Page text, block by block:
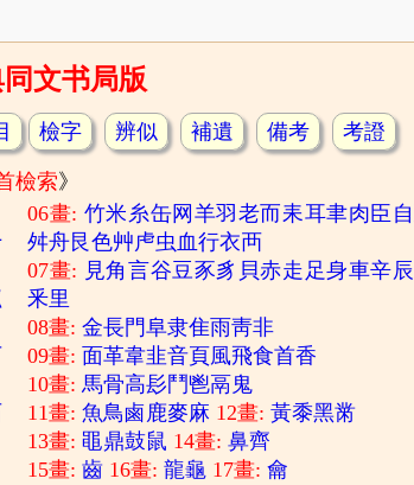
文书局版
檢字 辨似 補遺 備考 考證
檢索》
06畫: 竹米 糸缶网 羊羽老而耒耳聿肉臣 自
舛舟艮色艸虍虫血行衣襾
07畫: 見角言谷豆豕豸 貝赤走 足身車辛辰
釆里
08畫:金長門阜隶隹雨靑非
09畫: 面革韋韭音頁風飛食首香
10畫:馬骨高髟 鬥鬯鬲 鬼
11畫:魚鳥鹵鹿麥麻 12畫:黃黍黑黹
13畫:黽鼎鼓鼠 14畫:鼻齊
15畫:齒 16畫:龍龜 17畫:龠